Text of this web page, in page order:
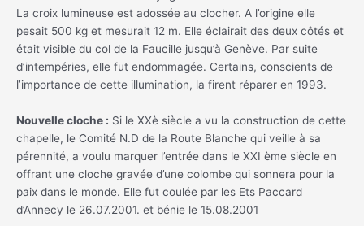
La croix lumineuse est adossée au clocher. A l’origine elle
pesait 500 kg et mesurait 12 m. Elle éclairait des deux côtés et
était visible du col de la Faucille jusqu’à Genève. Par suite
d’intempéries, elle fut endommagée. Certains, conscients de
l’importance de cette illumination, la firent réparer en 1993.
Nouvelle cloche : Si le XXè siècle a vu la construction de cette
chapelle, le Comité N.D de la Route Blanche qui veille à sa
pérennité, a voulu marquer l’entrée dans le XXI ème siècle en
offrant une cloche gravée d’une colombe qui sonnera pour la
paix dans le monde. Elle fut coulée par les Ets Paccard
d’Annecy le 26.07.2001. et bénie le 15.08.2001